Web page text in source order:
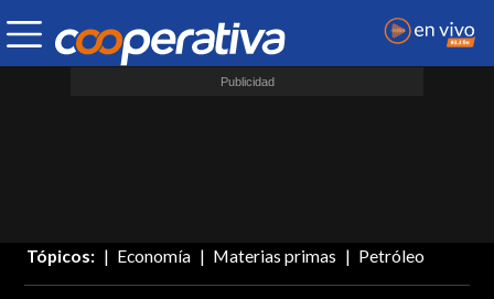
Tópicos: Economía Materias primas Petróleo